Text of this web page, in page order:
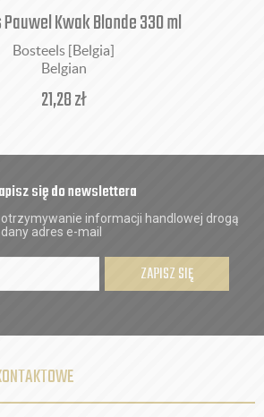
Kwak Blonde 330 ml
Bosteels [Belgia]
Belgian
21,28zł
się do newslettera
informacji handlowej drogą
adres e-mail
ZAPISZ SIĘ